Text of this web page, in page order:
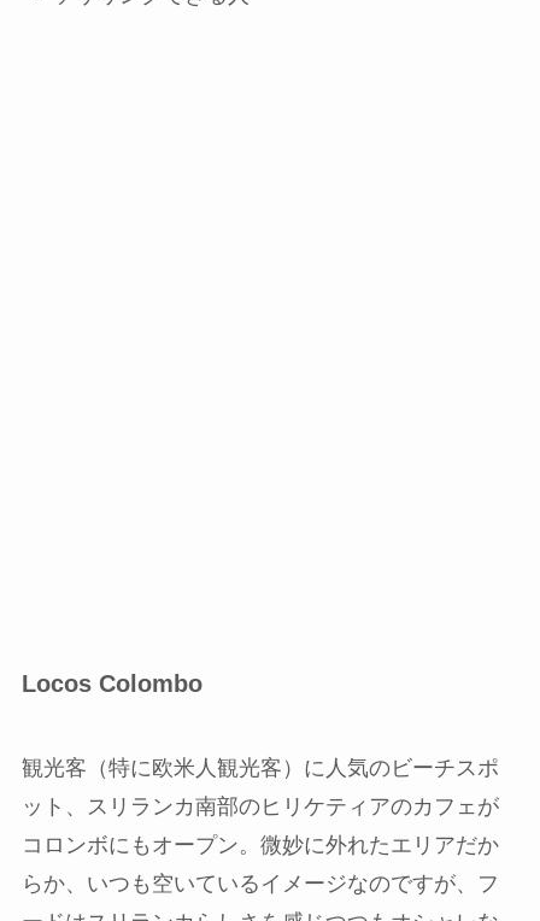
Locos Colombo
観光客（特に欧米人観光客）に人気のビーチスポ
ット、スリランカ南部のヒリケティアのカフェが
コロンボにもオープン。微妙に外れたエリアだか
らか、いつも空いているイメージなのですが、フ